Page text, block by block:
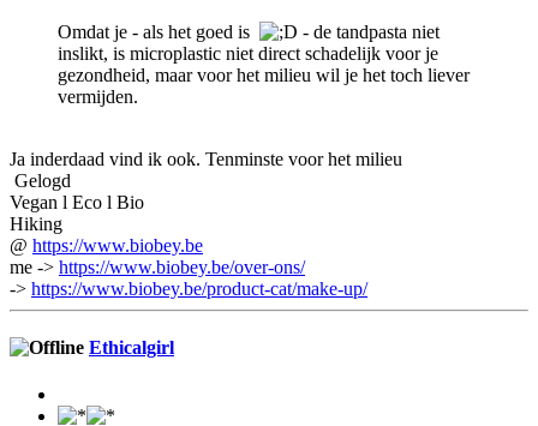
Omdat je - als het goed is
- de tandpasta niet
inslikt, is microplastic niet direct schadelijk voor je
gezondheid, maar voor het milieu wil je het toch liever
vermijden.
Ja inderdaad vind ik ook. Tenminste voor het milieu
Gelogd
Vegan l Eco l Bio
Hiking
@ https://www.biobey.be
me -> https://www.biobey.be/over-ons/
-> https://www.biobey.be/product-cat/make-up/
Ethicalgirl